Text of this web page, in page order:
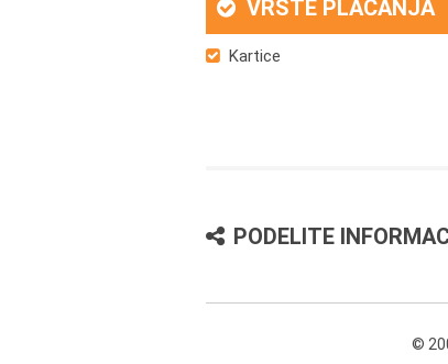
VRSTE PLAĆANJA
Kartice
PODELITE
©